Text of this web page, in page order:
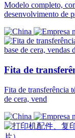
Modelo completo,
desenvolvimento de
Fita de
Fita de transferência
de cera, vend